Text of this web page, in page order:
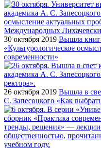
30 октября 2019 Вышла
«Культурологическое
современности»
26 октября 2019 Вышла в
С. Запесоцкого «Как